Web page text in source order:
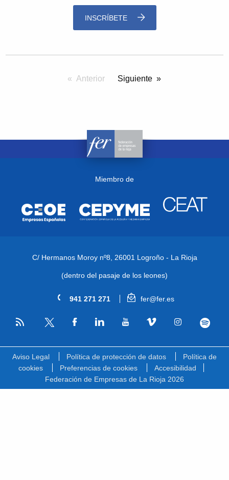
INSCRÍBETE
Anterior pagina
Siguiente
Miembro de
C/ Hermanos Moroy nº8, 26001 Logroño - La Rioja
(dentro del pasaje de los leones)
941 271 271 fer@fer.es
RSS
Aviso Legal Política de protección de datos
Política de
cookies
Preferencias de cookies
Accesibilidad
Federación de Empresas de La Rioja 2026